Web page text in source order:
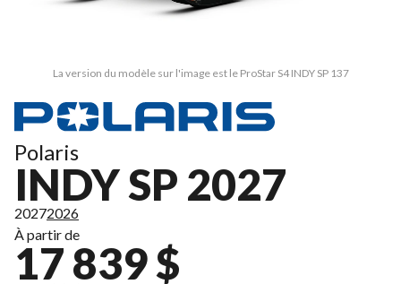
La version du modèle sur l'image est le ProStar S4 INDY SP 137
Polaris
INDY SP 2027
20272026
À partir de
17 839 $